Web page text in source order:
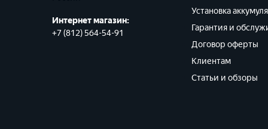
460 Ач
395x105x270
Интернет магазин:
+7 (812) 564-54-91
Установка
Гарантия и
Договор оферты
Клиентам
Статьи и обзоры